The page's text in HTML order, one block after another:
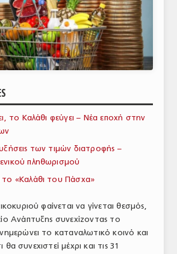
το Καλάθι φεύγει – Νέα εποχή στην
των τιμών διατροφής –
πληθωρισμού
το «Καλάθι του Πάσχα»
φαίνεται να γίνεται θεσμός,
Ανάπτυξης συνεχίζοντας το
το καταναλωτικό κοινό και
θα συνεχιστεί μέχρι και τις 31